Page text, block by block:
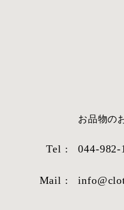
お品物の
Tel : 044-982-
Mail :